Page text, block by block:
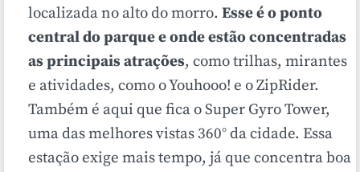
localizada no alto do morro. Esse é o ponto
central do parque e onde estão concentradas
as principais atrações, como trilhas, mirantes
e atividades, como o Youhooo! e o ZipRider.
Também é aqui que fica o Super Gyro Tower,
uma das melhores vistas 360° da cidade. Essa
estação exige mais tempo, já que concentra boa